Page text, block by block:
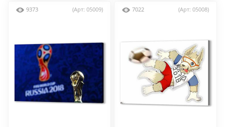
9373 (Арт: 05009) 7022 (Арт: 05008)